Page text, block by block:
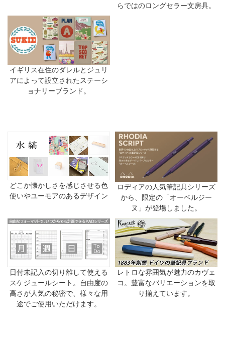
らではのロングセラー文房具。
イギリス在住のダレルとジュリ
アによって設立されたステーシ
ョナリーブランド。
どこか懐かしさを感じさせる色
使いやユーモアのあるデザイン
ロディアの人気筆記具シリーズ
から、限定の「オーベルジー
ヌ」が登場しました。
日付未記入の切り離して使える
スケジュールシート。自由度の
高さが人気の秘密で、様々な用
途でご使用いただけます。
レトロな雰囲気が魅力のカヴェ
コ。豊富なバリエーションを取
り揃えています。